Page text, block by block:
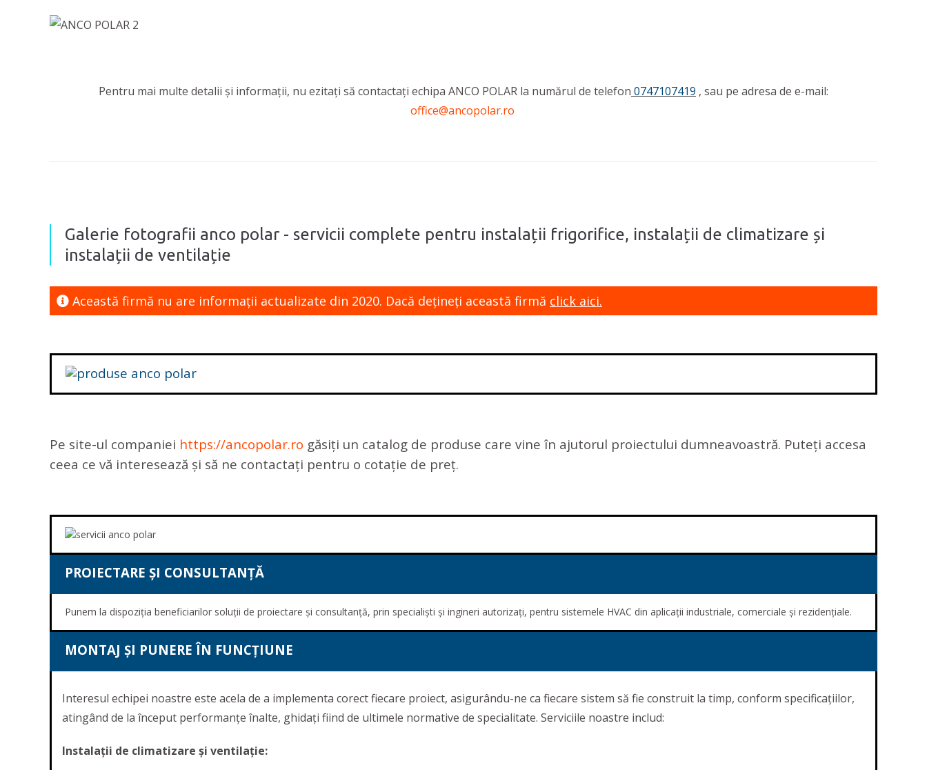
Pentru mai multe detalii și informații, nu ezitați să contactați echipa ANCO POLAR la numărul de telefon 0747107419 , sau pe adresa de e-mail:
office@ancopolar.ro
Galerie fotografii anco polar - servicii complete pentru instalații frigorifice, instalații de climatizare și
instalații de ventilație
Această firmă nu are informaţii actualizate din 2020. Dacă dețineți această firmă click aici.
Pe site-ul companiei https://ancopolar.ro găsiți un catalog de produse care vine în ajutorul proiectului dumneavoastră. Puteți accesa
ceea ce vă interesează și să ne contactați pentru o cotație de preț.
PROIECTARE ȘI CONSULTANȚĂ
Punem la dispoziția beneficiarilor soluții de proiectare și consultanță, prin specialiști și ingineri autorizați, pentru sistemele HVAC din aplicații industriale, comerciale și rezidențiale.
MONTAJ ȘI PUNERE ÎN FUNCȚIUNE
Interesul echipei noastre este acela de a implementa corect fiecare proiect, asigurându-ne ca fiecare sistem să fie construit la timp, conform specificațiilor,
atingând de la început performanțe înalte, ghidați fiind de ultimele normative de specialitate. Serviciile noastre includ:
Instalații de climatizare și ventilație: